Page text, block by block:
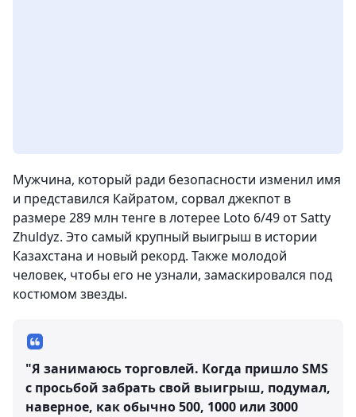
Мужчина, который ради безопасности изменил имя
и представился Кайратом, сорвал джекпот в
размере 289 млн тенге в лотерее Loto 6/49 от Satty
Zhuldyz. Это самый крупный выигрыш в истории
Казахстана и новый рекорд. Также молодой
человек, чтобы его не узнали, замаскировался под
костюмом звезды.
"Я занимаюсь торговлей. Когда пришло SMS
с просьбой забрать свой выигрыш, подумал,
наверное, как обычно 500, 1000 или 3000